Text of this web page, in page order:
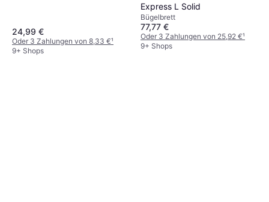
24,99 €
Oder 3 Zahlungen von 8,33 €¹
9+ Shops
Express L Solid
Bügelbrett
77,77 €
Oder 3 Zahlungen von 25,92 €¹
9+ Shops